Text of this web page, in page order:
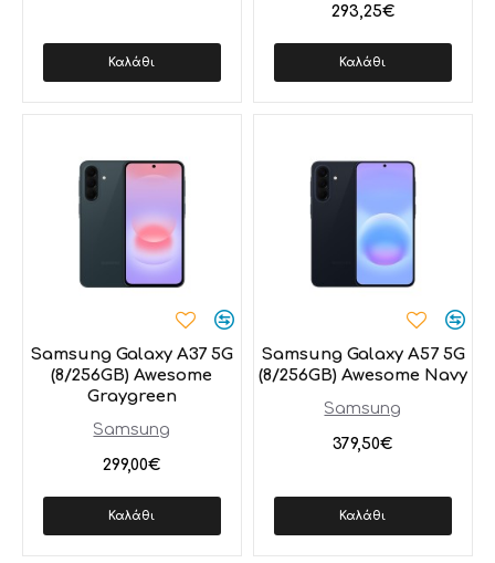
Καλάθι
293,25€
Καλάθι
Samsung
Samsung Galaxy A37 5G
(8/256GB) Awesome
Graygreen
299,00€
Καλάθι
Samsung
Samsung Galaxy A57 5G
(8/256GB) Awesome Navy
379,50€
Καλάθι